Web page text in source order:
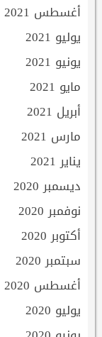
أغسطس 2021
يوليو 2021
يونيو 2021
مايو 2021
أبريل 2021
مارس 2021
يناير 2021
ديسمبر 2020
نوفمبر 2020
أكتوبر 2020
سبتمبر 2020
أغسطس 2020
يوليو 2020